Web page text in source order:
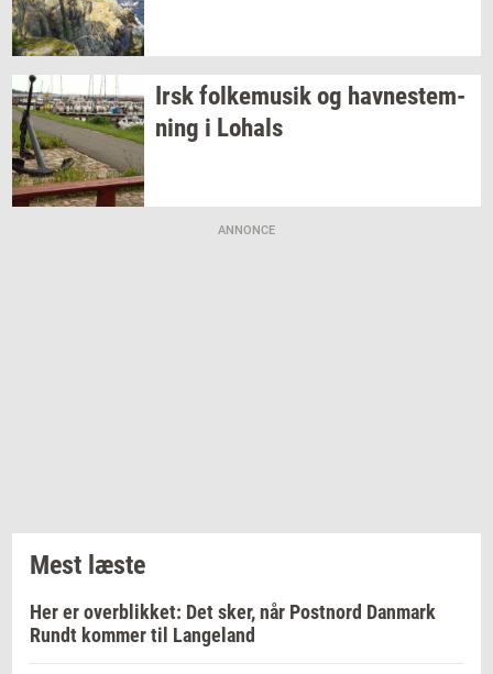
Irskfol­kemu­sikog hav­ne­stem­
ning i Lo­hals
ANNONCE
Mest læste
Her er overblikket: Det sker, når Postnord Danmark
Rundt kommer til Langeland